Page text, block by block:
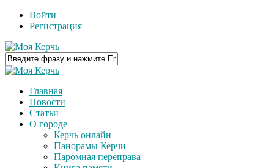
Войти
Регистрация
Главная
Новости
Статьи
О городе
Керчь онлайн
Панорамы Керчи
Паромная переправа